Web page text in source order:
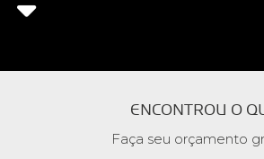
ENCONTROU O
Faça seu orçamento